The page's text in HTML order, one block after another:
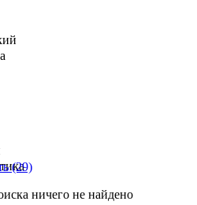
(29)
ничего не найдено